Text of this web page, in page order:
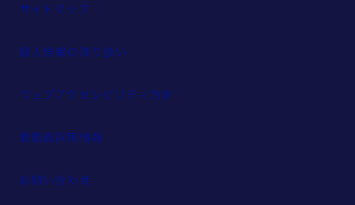
サイトマップ
個人情報の取り扱い
ウェブアクセシビリティ方針
教職員採用情報
お問い合わせ